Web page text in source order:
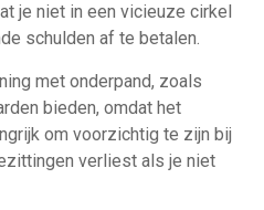
je niet in een vicieuze cirkel
schulden af te betalen.
met onderpand, zoals
bieden, omdat het
om voorzichtig te zijn bij
verliest als je niet